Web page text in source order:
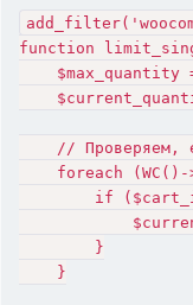
function
$max_quantity
// Проверяем,
foreach
if
        }
    }